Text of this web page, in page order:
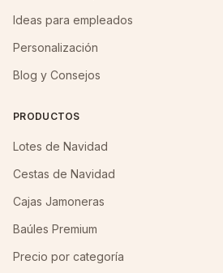
Ideas para empleados
Personalización
Blog y Consejos
PRODUCTOS
Lotes de Navidad
Cestas de Navidad
Cajas Jamoneras
Baúles Premium
Precio por categoría